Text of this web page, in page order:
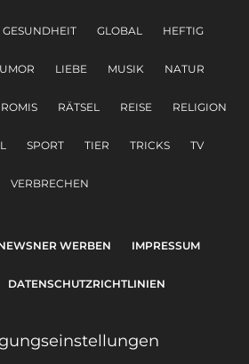
GESUNDHEIT GLOBAL HEFTIG
LIEBE MUSIK NATUR
RÄTSEL REISE RELIGION
SPORT TIER TRICKS TV
VERBRECHEN
WERBEN IMPRESSUM
DATENSCHUTZRICHTLINIEN